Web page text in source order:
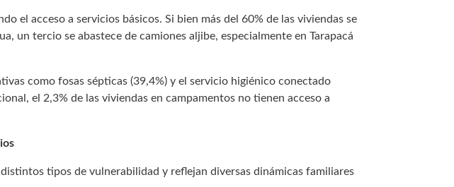
el acceso a servicios básicos. Si bien más del 60% de las viviendas se
un tercio se abastece de camiones aljibe, especialmente en Tarapacá
como fosas sépticas (39,4%) y el servicio higiénico conectado
el 2,3% de las viviendas en campamentos no tienen acceso a
tipos de vulnerabilidad y reflejan diversas dinámicas familiares